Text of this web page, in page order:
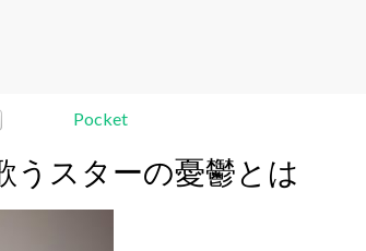
Pocket
うスターの憂鬱とは